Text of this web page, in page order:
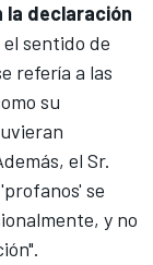
la declaración
el sentido de
refería a las
su
el Sr.
se
y no